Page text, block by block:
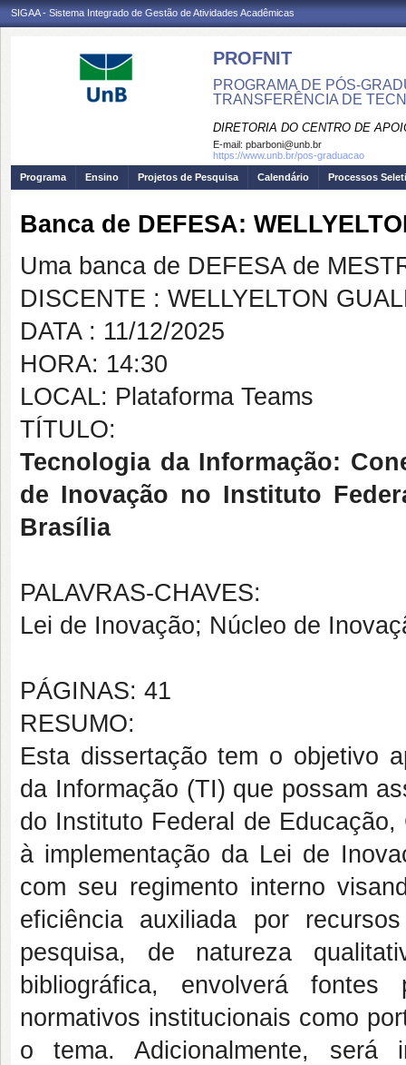
SIGAA - Sistema Integrado de Gestão de Atividades Acadêmicas
PROFNIT
PROGRAMA DE PÓS-
TRANSFERÊNCIA DE
DIRETORIA DO CENTRO DE
E-mail: pbarboni@unb.br
https://www.unb.br/pos-graduacao
Programa
Ensino Projetos de Pesquisa Calendário Processos
Banca de DEFESA:
Uma banca de DEFESA de
DISCENTE : WELLYELTON
DATA : 11/12/2025
HORA: 14:30
LOCAL: Plataforma Teams
TÍTULO:
Tecnologia da Informação:
de Inovação no Instituto
Brasília
PALAVRAS-CHAVES:
Lei de Inovação; Núcleo de
PÁGINAS: 41
RESUMO:
Esta dissertação tem o objetivo
da Informação (TI) que possam
do Instituto Federal de
à implementação da Lei de
com seu regimento interno
eficiência auxiliada por
pesquisa, de natureza
bibliográfica, envolverá
normativos institucionais como
o tema. Adicionalmente, será